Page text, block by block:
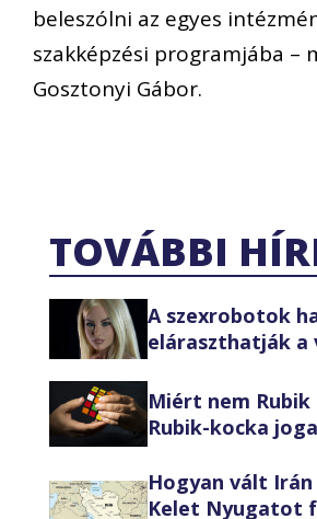
beleszólni az egyes
szakképzési programjába –
Gosztonyi Gábor.
TOVÁBBI
A szexrobotok
eláraszthatják a
Miért nem Rubik
Rubik-kocka
Hogyan vált Irán
Kelet Nyugatot